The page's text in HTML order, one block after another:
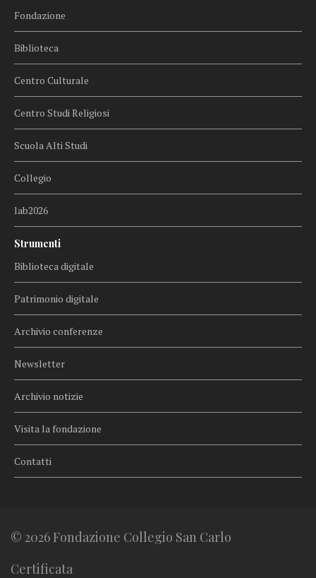
Fondazione
Biblioteca
Centro Culturale
Centro Studi Religiosi
Scuola Alti Studi
Collegio
lab2026
Strumenti
Biblioteca digitale
Patrimonio digitale
Archivio conferenze
Newsletter
Archivio notizie
Visita la fondazione
Contatti
© 2026 Fondazione Collegio San Carlo
Certificata